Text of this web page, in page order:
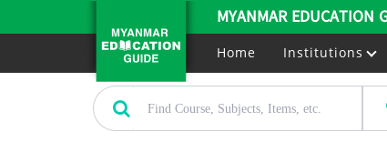
MYANMAR EDUCATION
Home Institutions